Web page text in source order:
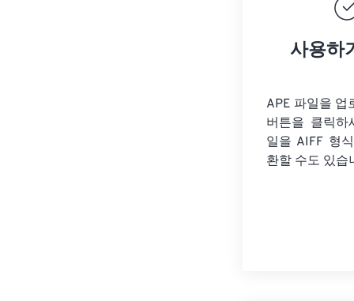
사용하
APE 파일을 업
버튼을 클릭
일을 AIFF 형
환할 수도 있습